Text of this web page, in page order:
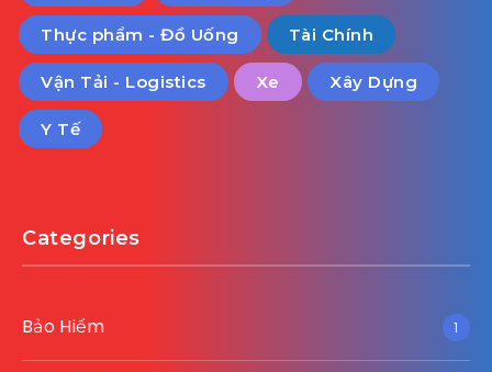
Thực phẩm - Đồ Uống Tài Chính
Vận Tải - Logistics Xe Xây Dựng
Y Tế
Categories
Bảo Hiểm 1